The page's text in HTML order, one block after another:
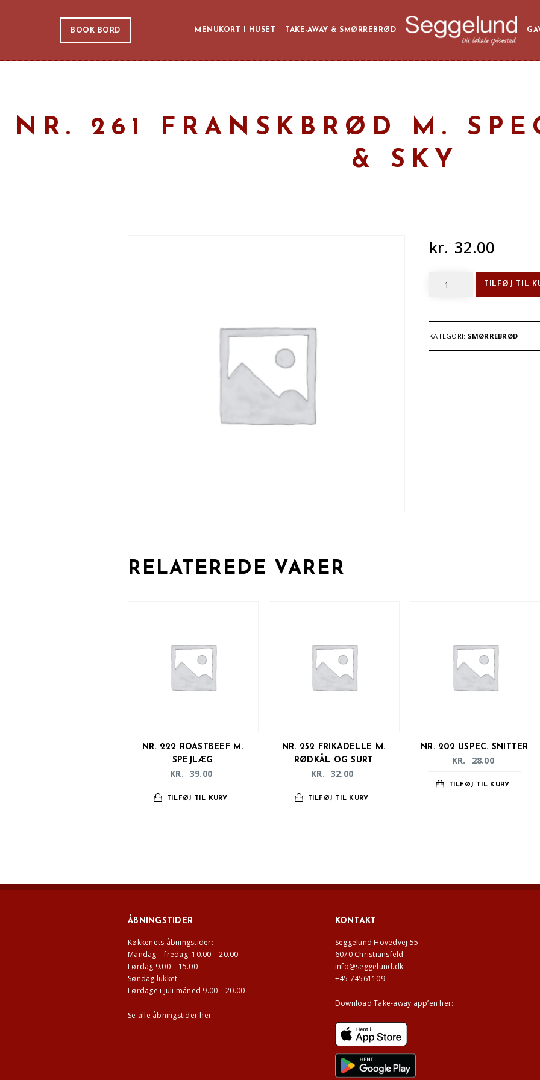
BOOK BORD MENUKORT I HUSET TAKE-AWAY & SMØRREBRØD
NR. 261 FRANSKBRØD M.
& SKY
kr. 32.00
spegepølse,
TILFØJ TIL
KATEGORI: SMØRREBRØD
RELATEREDE VARER
NR. 222 ROASTBEEF M.
SPEJLÆG
KR. 39.00
TILFØJ TIL KURV
NR. 252 FRIKADELLE M.
RØDKÅL OG SURT
KR. 32.00
TILFØJ TIL KURV
NR. 202 USPEC. SNITTER
KR. 28.00
TILFØJ TIL KURV
ÅBNINGSTIDER
Køkkenets åbningstider:
Mandag – fredag: 10.00 – 20.00
Lørdag 9.00 – 15.00
Søndag lukket
Lørdage i juli måned 9.00 – 20.00
Se alle åbningstider her
KONTAKT
Seggelund Hovedvej 55
6070 Christiansfeld
info@seggelund.dk
+45 74561109
Download Take-away app’en her: